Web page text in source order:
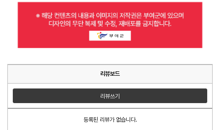
리뷰보드
리뷰쓰기
등록된 리뷰가 없습니다.